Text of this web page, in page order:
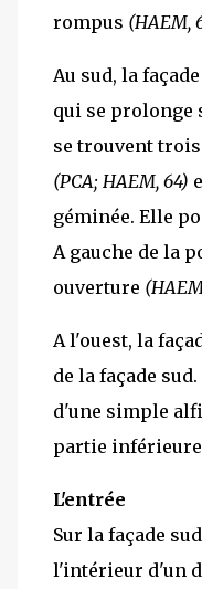
rompus (HAEM,
Au sud, la
qui se prolonge
se trouvent
(PCA; HAEM, 64)
géminée. Elle
A gauche de la
ouverture
A l'ouest, la
de la façade
d'une simple
partie
L'entrée
Sur la façade
l'intérieur d'un